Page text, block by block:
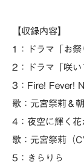
【収録内容】
1：ドラマ「お祭
2：ドラマ「咲い
3：Fire! Fever!
歌：元宮祭莉＆
4：夜空に輝く花
歌：元宮祭莉（
5：きらりら